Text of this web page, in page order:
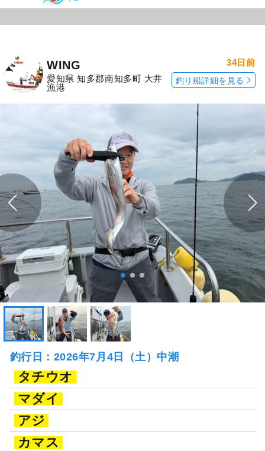
WING
愛知県 知多郡南知多町 大井
漁港
34日前
釣り船詳細を見る
釣行日：2026年7月4日（土）中潮
タチウオ
マダイ
アジ
カマス